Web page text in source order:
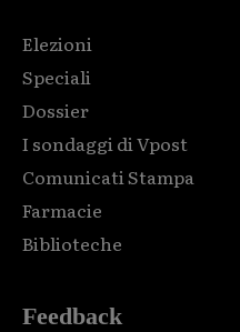
Elezioni
Speciali
Dossier
I sondaggi di Vpost
Comunicati Stampa
Farmacie
Biblioteche
Feedback